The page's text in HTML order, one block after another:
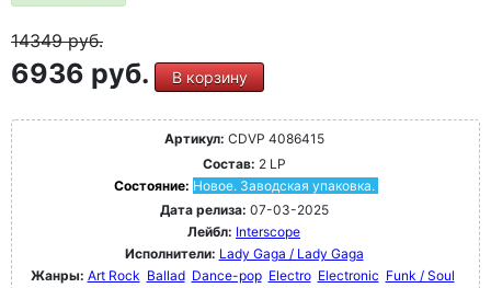
14349руб.
6936 руб. В корзину
Артикул: CDVP 4086415
Состав: 2 LP
Состояние: Новое. Заводская упаковка.
Дата релиза: 07-03-2025
Лейбл: Interscope
Исполнители: Lady Gaga / Lady Gaga
Жанры: Art Rock Ballad Dance-pop Electro Electronic Funk / Soul